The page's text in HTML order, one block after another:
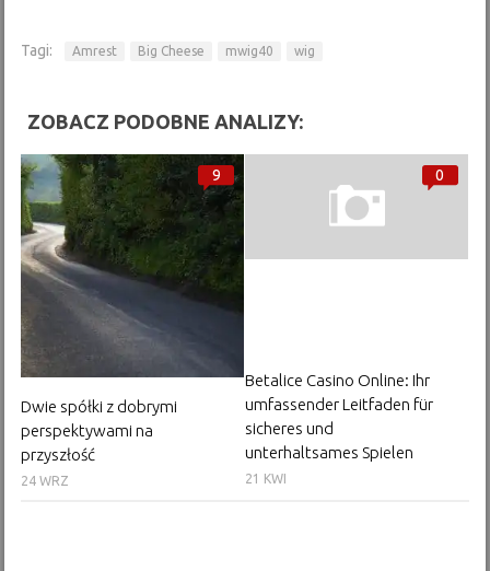
Tagi: Amrest Big Cheese mwig40 wig
ZOBACZ PODOBNE ANALIZY:
9
Dwie spółki z dobrymi
perspektywami na
przyszłość
24 WRZ
0
Betalice Casino Online: Ihr
umfassender Leitfaden für
sicheres und
unterhaltsames Spielen
21 KWI